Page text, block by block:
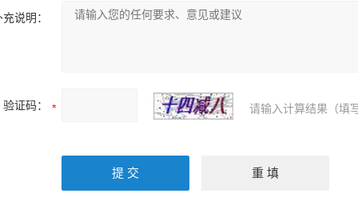
充说明：
验证码： 请输入计算结果（填